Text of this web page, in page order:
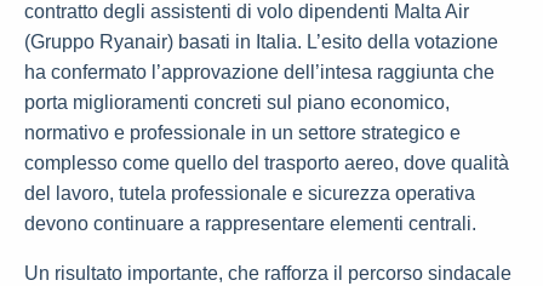
contratto degli assistenti di volo dipendenti Malta Air
(Gruppo Ryanair) basati in Italia. L’esito della votazione
ha confermato l’approvazione dell’intesa raggiunta che
porta miglioramenti concreti sul piano economico,
normativo e professionale in un settore strategico e
complesso come quello del trasporto aereo, dove qualità
del lavoro, tutela professionale e sicurezza operativa
devono continuare a rappresentare elementi centrali.
Un risultato importante, che rafforza il percorso sindacale